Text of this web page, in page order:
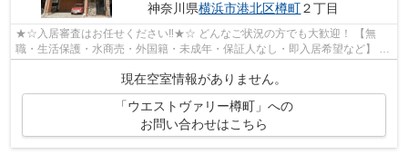
神奈川県横浜市港北区樽町２丁目
★☆入居審査はお任せください‼★☆ どんなご状況の方でも大歓迎！ 【無
職・生活保護・水商売・外国籍・未成年・保証人なし・即入居希望など】 ネ
現在空室情報がありません。
「ウエストヴァリー樽町」への
お問い合わせはこちら